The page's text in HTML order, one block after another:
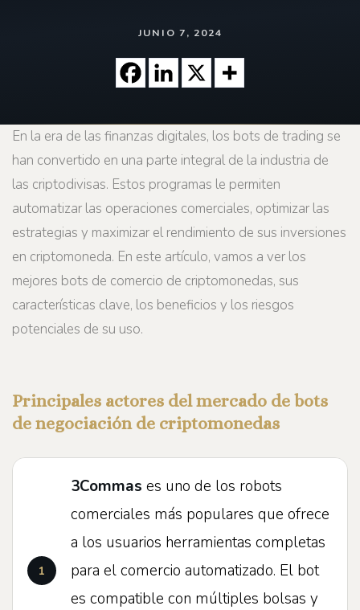
JUNIO 7, 2024
En la era de las finanzas digitales, los bots de trading se
han convertido en una parte integral de la industria de
las criptodivisas. Estos programas le permiten
automatizar las operaciones comerciales, optimizar las
estrategias y maximizar el rendimiento de sus inversiones
en criptomoneda. En este artículo, vamos a ver los
mejores bots de comercio de criptomonedas, sus
características clave, los beneficios y los riesgos
potenciales de su uso.
Principales actores del mercado de bots
de negociación de criptomonedas
3Commas es uno de los robots
comerciales más populares que ofrece
a los usuarios herramientas completas
para el comercio automatizado. El bot
es compatible con múltiples bolsas y